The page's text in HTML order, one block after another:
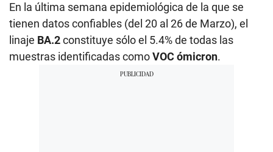
En la última semana epidemiológica de la que se
tienen datos confiables (del 20 al 26 de Marzo), el
linaje BA.2constituye sólo el 5.4% de todas las
muestras identificadas comoVOC ómicron.